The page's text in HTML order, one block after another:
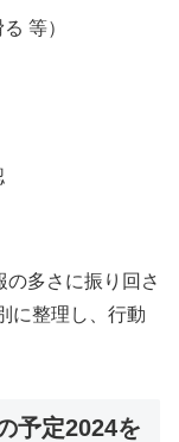
等）
多さに振り回さ
に整理し、行動
予定2024を